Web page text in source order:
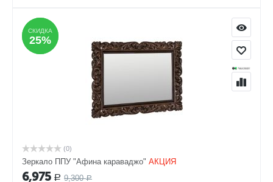
СКИДКА
25%
СКИДКА
25%
(0)
Зеркало ППУ "Афина караваджо" АКЦИЯ
6,975 Р 9,300 Р